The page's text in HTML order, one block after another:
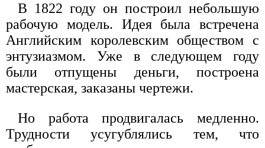
В 1822 году он построил небольшую
рабочую модель. Идея была встречена
Английским королевским обществом с
энтузиазмом. Уже в следующем году
были отпущены деньги, построена
мастерская, заказаны чертежи.
Но работа продвигалась медленно.
Трудности усугублялись тем, что